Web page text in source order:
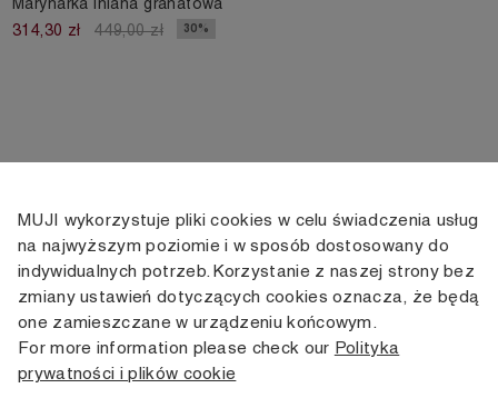
314,30 zł
449,00 zł 30%
KONTAKT
+48 505 166 958
zamowienia@muji.com.pl
Infolinia czynna
od poniedziałku do piątku
KONTO
Moje konto
Historia
INFORMACJE
Dostawa
Regulamin
MUJI wykorzystuje pliki cookies w celu świadczenia usług
na najwyższym poziomie i w sposób dostosowany do
indywidualnych potrzeb. Korzystanie z naszej strony bez
zmiany ustawień dotyczących cookies oznacza, że będą
one zamieszczane w urządzeniu końcowym.
For more information please check our Polityka
prywatności i plików cookie